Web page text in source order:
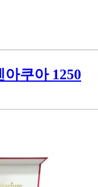
쿠아 1250